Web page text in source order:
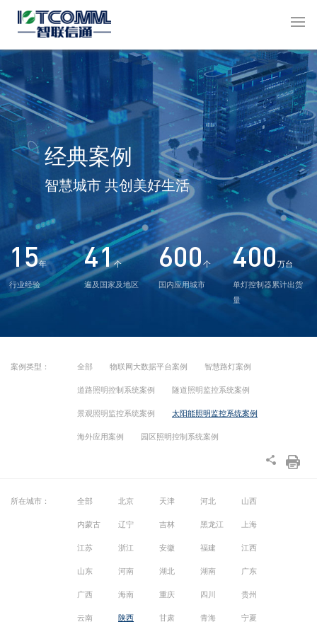
经典案例
智慧城市 共创美好生活
15年
行业经验
41个
遍及国家及地区
600个
国内应用城市
400万台
单灯控制器累计出货
量
案例类型： 全部 物联网大数据平台案例 智慧路灯案例
道路照明控制系统案例 隧道照明监控系统案例
景观照明监控系统案例 太阳能照明监控系统案例
海外应用案例 园区照明控制系统案例
所在城市： 全部 北京 天津 河北 山西
内蒙古 辽宁 吉林 黑龙江 上海
江苏 浙江 安徽 福建 江西
山东 河南 湖北 湖南 广东
广西 海南 重庆 四川 贵州
云南 陕西 甘肃 青海 宁夏